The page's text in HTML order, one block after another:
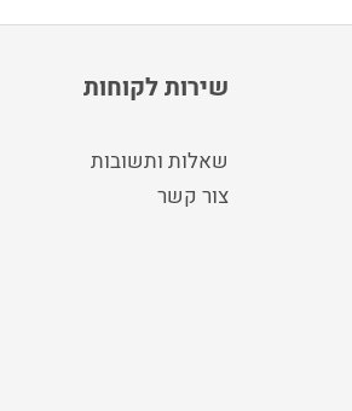
שירות לקוחות
שאלות ותשובות
צור קשר